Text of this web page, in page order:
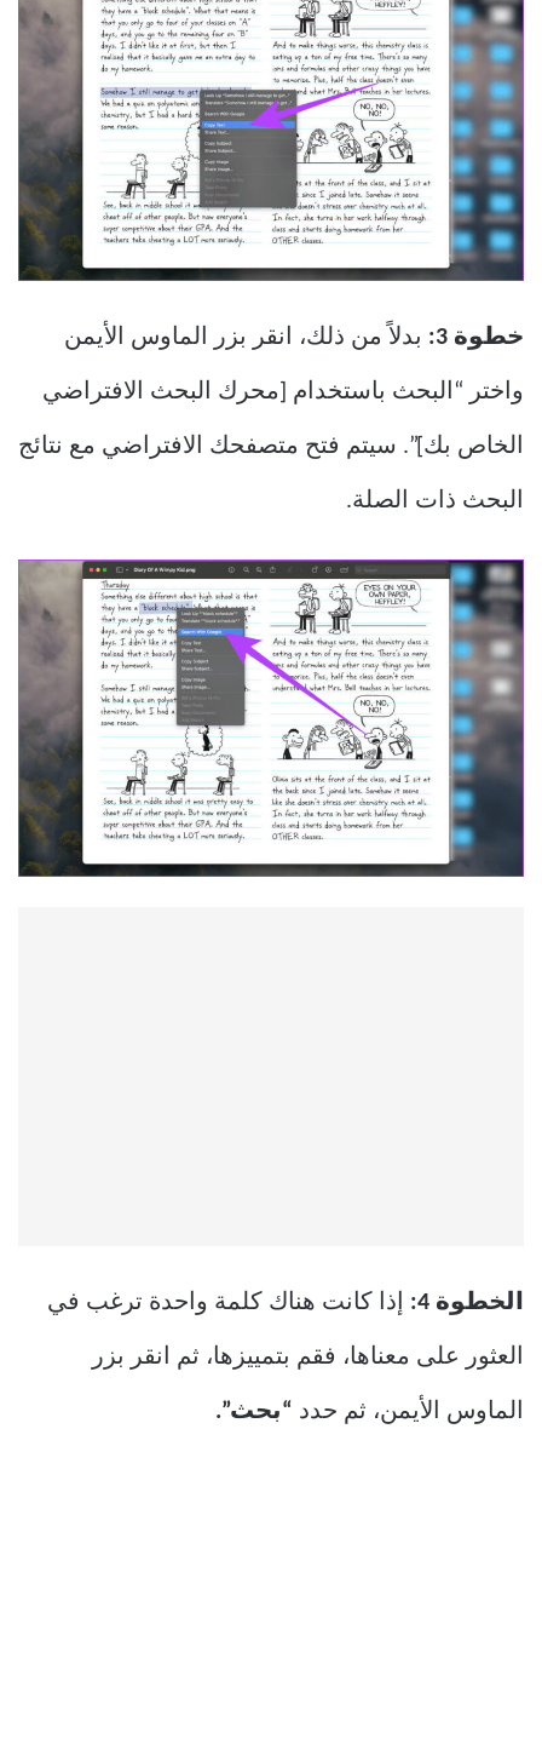
خطوة 3: بدلاً من ذلك، انقر بزر الماوس الأيمن
واختر “البحث باستخدام [محرك البحث الافتراضي
الخاص بك]”. سيتم فتح متصفحك الافتراضي مع نتائج
البحث ذات الصلة.
الخطوة 4: إذا كانت هناك كلمة واحدة ترغب في
العثور على معناها، فقم بتمييزها، ثم انقر بزر
الماوس الأيمن، ثم حدد “بحث”.